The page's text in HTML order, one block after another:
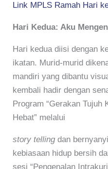
Link MPLS Ramah Hari
Hari Kedua: Aku
Hari kedua diisi dengan
ikatan. Murid-murid
mandiri yang dibantu
kembali hadir dengan
Program “Gerakan Tujuh
Hebat” melalui
story tellingdan
kebiasaan hidup bersih
sesi “Pengenalan